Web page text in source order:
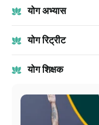
योग अभ्यास
योग रिट्रीट
योग शिक्षक